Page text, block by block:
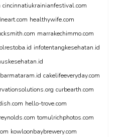
cincinnatiukrainianfestival.com
healthywife.com
marrakechimmo.com
infotentangkesehatan.id
cakelifeeveryday.com
curbearth.com
hello-trove.com
tomulrichphotos.com
kowloonbaybrewery.com